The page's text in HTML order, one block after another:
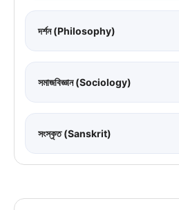
দর্শন (Philosophy)
সমাজবিজ্ঞান (Sociology)
সংস্কৃত (Sanskrit)